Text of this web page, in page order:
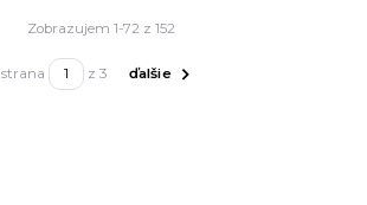
Zobrazujem 1-72 z 152
strana z 3 ďalšie